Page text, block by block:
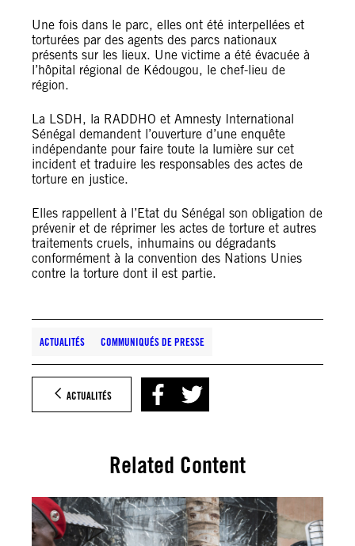
Une fois dans le parc, elles ont été interpellées et
torturées par des agents des parcs nationaux
présents sur les lieux. Une victime a été évacuée à
l’hôpital régional de Kédougou, le chef-lieu de
région.
La LSDH, la RADDHO et Amnesty International
Sénégal demandent l’ouverture d’une enquête
indépendante pour faire toute la lumière sur cet
incident et traduire les responsables des actes de
torture en justice.
Elles rappellent à l’Etat du Sénégal son obligation de
prévenir et de réprimer les actes de torture et autres
traitements cruels, inhumains ou dégradants
conformément à la convention des Nations Unies
contre la torture dont il est partie.
ACTUALITÉS COMMUNIQUÉS DE PRESSE
ACTUALITÉS
Related Content